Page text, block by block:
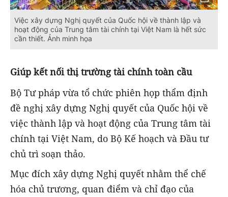
Việc xây dựng Nghị quyết của Quốc hội về thành lập và
hoạt động của Trung tâm tài chính tại Việt Nam là hết sức
cần thiết. Ảnh minh họa
Giúp kết nối thị trường tài chính toàn cầu
Bộ Tư pháp vừa tổ chức phiên họp thẩm định
đề nghị xây dựng Nghị quyết của Quốc hội về
việc thành lập và hoạt động của Trung tâm tài
chính tại Việt Nam, do Bộ Kế hoạch và Đầu tư
chủ trì soạn thảo.
Mục đích xây dựng Nghị quyết nhằm thể chế
hóa chủ trương, quan điểm và chỉ đạo của